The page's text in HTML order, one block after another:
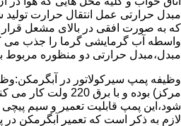
مبدل حرارتی عمل انتقال حرارت
که به صورت افقی در بالای مشعل
واسطه آب گرمایشی گرما را جذب می
مبدل،مبدل حرارتی دو منظوره مربوط
وظیفه پمپ سیرکولاتور در
مرکز) بوده و
شود،این پمپ قابلیت تعمیر و سیم
لازم به ذکر است که تعمیر آبگرمکن